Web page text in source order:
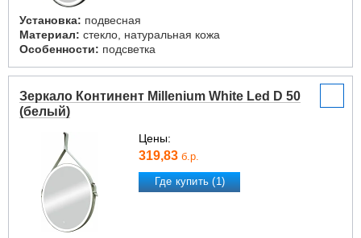
Установка: подвесная
Материал: стекло, натуральная кожа
Особенности: подсветка
Зеркало Континент Millenium White Led D 50
(белый)
Цены:
319,83 б.р.
Где купить (1)